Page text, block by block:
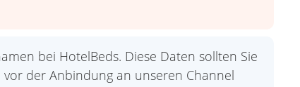
bei HotelBeds. Diese Daten sollten Sie
der Anbindung an unseren Channel